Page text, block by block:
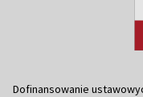
Dofinansowanie